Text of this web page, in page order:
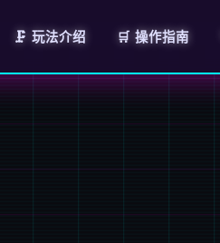
🗜️ 玩法介绍 🛒 操作指南